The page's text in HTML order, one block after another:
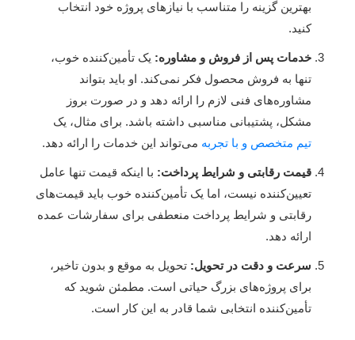
بهترین گزینه را متناسب با نیازهای پروژه خود انتخاب
کنید.
خدمات پس از فروش و مشاوره: یک تأمین‌کننده خوب،
تنها به فروش محصول فکر نمی‌کند. او باید بتواند
مشاوره‌های فنی لازم را ارائه دهد و در صورت بروز
مشکل، پشتیبانی مناسبی داشته باشد. برای مثال، یک
تیم متخصص و با تجربه می‌تواند این خدمات را ارائه دهد.
قیمت رقابتی و شرایط پرداخت: با اینکه قیمت تنها عامل
تعیین‌کننده نیست، اما یک تأمین‌کننده خوب باید قیمت‌های
رقابتی و شرایط پرداخت منعطفی برای سفارشات عمده
ارائه دهد.
سرعت و دقت در تحویل: تحویل به موقع و بدون تاخیر،
برای پروژه‌های بزرگ حیاتی است. مطمئن شوید که
تأمین‌کننده انتخابی شما قادر به این کار است.